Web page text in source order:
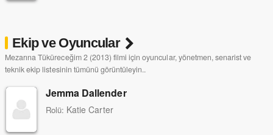
Ekip ve Oyuncular
Mezarına Tüküreceğim 2 (2013) filmi için oyuncular, yönetmen, senarist ve
teknik ekip listesinin tümünü görüntüleyin..
Jemma Dallender
Rolü: Katie Carter